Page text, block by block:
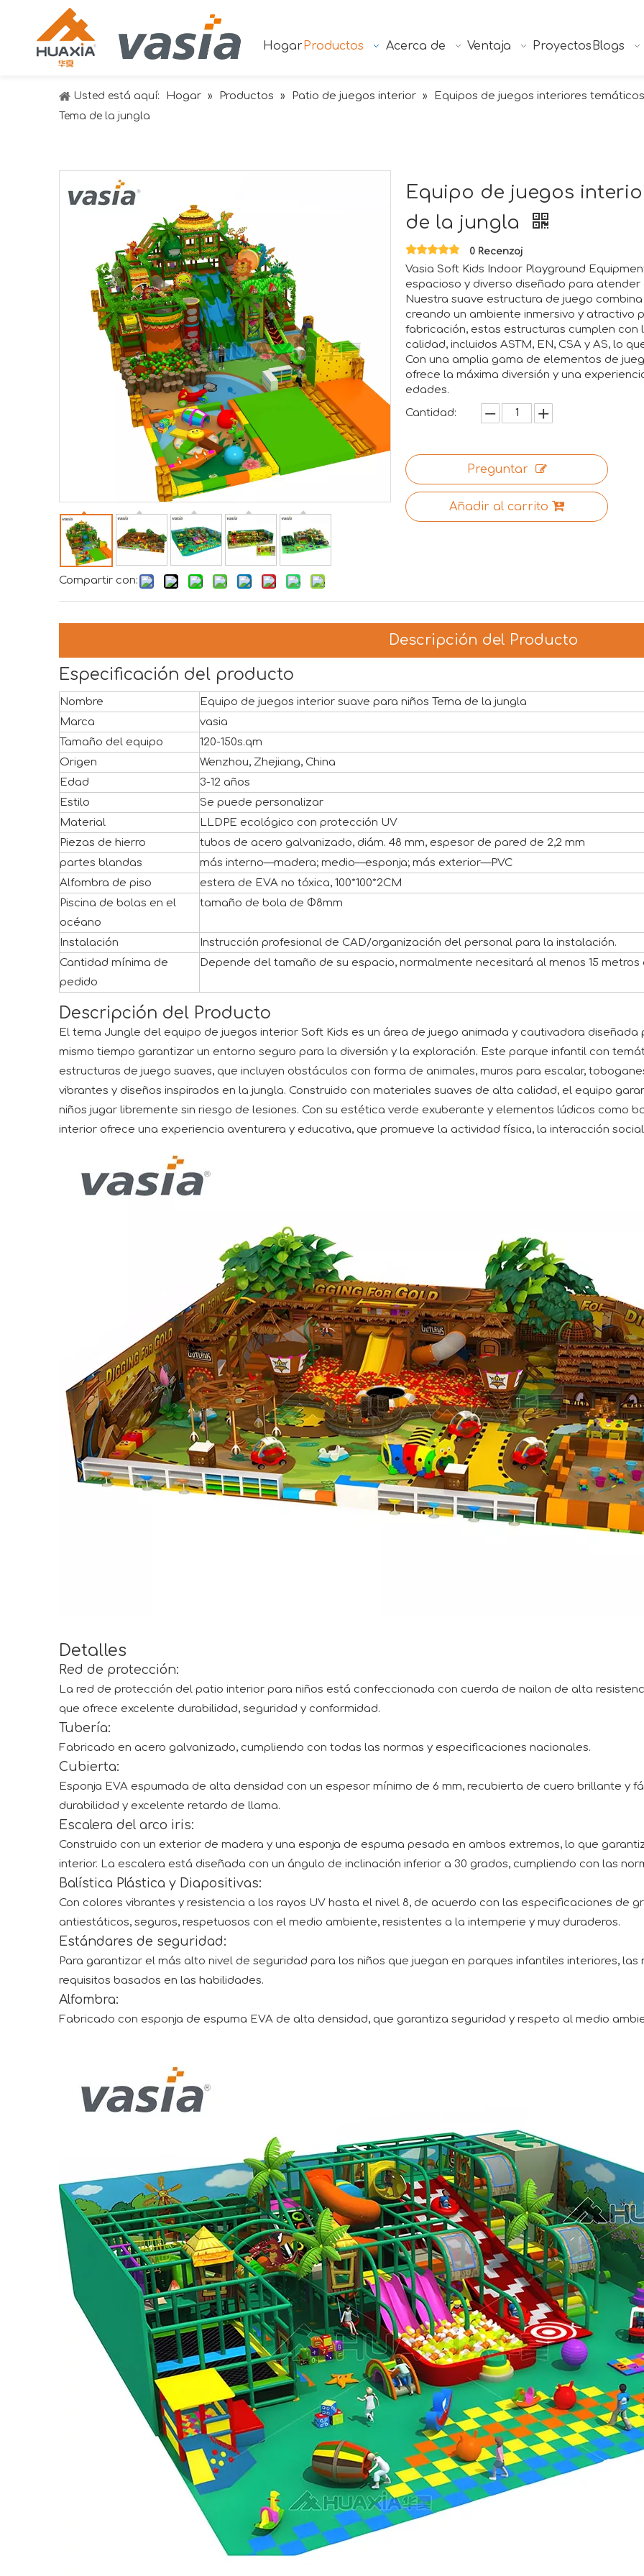
Hogar Productos Acerca de Ventaja Proyectos Blogs
Usted está aquí: Hogar » Productos » Patio de juegos interior » Equipos de juegos interiores temáticos
Tema de la jungla
Compartir con:
Equipo de juegos
de la jungla
0 Recenzoj
Vasia Soft Kids Indoor Playground
espacioso y diverso diseñado para
Nuestra suave estructura de juego
creando un ambiente inmersivo y atractivo
fabricación, estas estructuras cumplen
calidad, incluidos ASTM, EN, CSA y AS, lo
Con una amplia gama de elementos de
ofrece la máxima diversión y una
edades.
Cantidad:
Preguntar
Añadir al carrito
Descripción del Producto
Especificación del producto
Nombre
Equipo de juegos interior suave para niños Tema de la jungla
Marca
vasia
Tamaño del equipo
120-150s.qm
Origen
Wenzhou, Zhejiang, China
Edad
3-12 años
Estilo
Se puede personalizar
Material
LLDPE ecológico con protección UV
Piezas de hierro
tubos de acero galvanizado, diám. 48 mm, espesor de pared de 2,2 mm
partes blandas
más interno—madera; medio—esponja; más exterior—PVC
Alfombra de piso
estera de EVA no tóxica, 100*100*2CM
Piscina de bolas en el
océano
tamaño de bola de Φ8mm
Instalación
Instrucción profesional de CAD/organización del personal para la instalación.
Cantidad mínima de
pedido
Depende del tamaño de su espacio, normalmente necesitará al menos 15 metros
Descripción del Producto
El tema Jungle del equipo de juegos interior Soft Kids es un área de juego animada y cautivadora
mismo tiempo garantizar un entorno seguro para la diversión y la exploración. Este parque infantil con
estructuras de juego suaves, que incluyen obstáculos con forma de animales, muros para escalar,
vibrantes y diseños inspirados en la jungla. Construido con materiales suaves de alta calidad, el equipo
niños jugar libremente sin riesgo de lesiones. Con su estética verde exuberante y elementos lúdicos como
interior ofrece una experiencia aventurera y educativa, que promueve la actividad física, la interacción
Detalles
Red de protección:
La red de protección del patio interior para niños está confeccionada con cuerda de nailon de alta
que ofrece excelente durabilidad, seguridad y conformidad.
Tubería:
Fabricado en acero galvanizado, cumpliendo con todas las normas y especificaciones nacionales.
Cubierta:
Esponja EVA espumada de alta densidad con un espesor mínimo de 6 mm, recubierta de cuero brillante y
durabilidad y excelente retardo de llama.
Escalera del arco iris:
Construido con un exterior de madera y una esponja de espuma pesada en ambos extremos, lo que
interior. La escalera está diseñada con un ángulo de inclinación inferior a 30 grados, cumpliendo con las
Balística Plástica y Diapositivas:
Con colores vibrantes y resistencia a los rayos UV hasta el nivel 8, de acuerdo con las especificaciones de
antiestáticos, seguros, respetuosos con el medio ambiente, resistentes a la intemperie y muy duraderos.
Estándares de seguridad:
Para garantizar el más alto nivel de seguridad para los niños que juegan en parques infantiles interiores,
requisitos basados ​​en las habilidades.
Alfombra:
Fabricado con esponja de espuma EVA de alta densidad, que garantiza seguridad y respeto al medio